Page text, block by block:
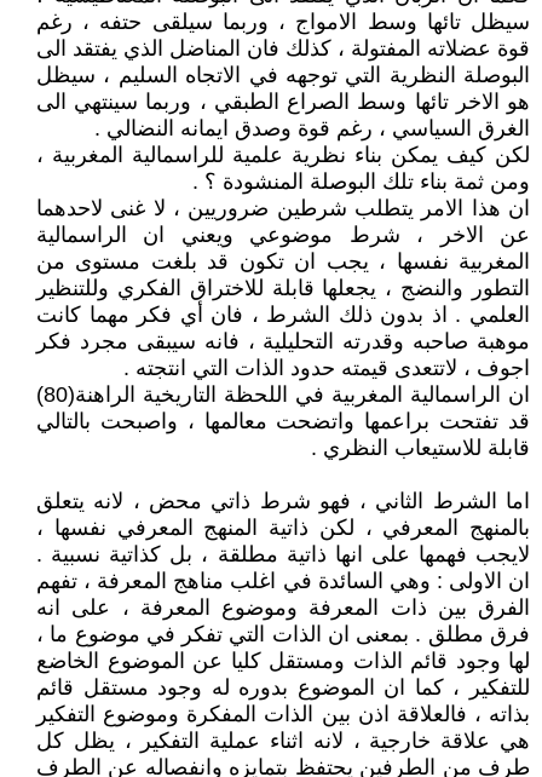
سيظل تائها وسط الامواج ، وربما سيلقى حتفه ، رغم
قوة عضلاته المفتولة ، كذلك فان المناضل الذي يفتقد الى
البوصلة النظرية التي توجهه في الاتجاه السليم ، سيظل
هو الاخر تائها وسط الصراع الطبقي ، وربما سينتهي الى
الغرق السياسي ، رغم قوة وصدق ايمانه النضالي .
لكن كيف يمكن بناء نظرية علمية للراسمالية المغربية ،
ومن ثمة بناء تلك البوصلة المنشودة ؟ .
ان هذا الامر يتطلب شرطين ضروريين ، لا غنى لاحدهما
عن الاخر ، شرط موضوعي ويعني ان الراسمالية
المغربية نفسها ، يجب ان تكون قد بلغت مستوى من
التطور والنضج ، يجعلها قابلة للاختراق الفكري وللتنظير
العلمي . اذ بدون ذلك الشرط ، فان أي فكر مهما كانت
موهبة صاحبه وقدرته التحليلية ، فانه سيبقى مجرد فكر
اجوف ، لاتتعدى قيمته حدود الذات التي انتجته .
ان الراسمالية المغربية في اللحظة التاريخية الراهنة(80)
قد تفتحت براعمها واتضحت معالمها ، واصبحت بالتالي
قابلة للاستيعاب النظري .
اما الشرط الثاني ، فهو شرط ذاتي محض ، لانه يتعلق
بالمنهج المعرفي ، لكن ذاتية المنهج المعرفي نفسها ،
لايجب فهمها على انها ذاتية مطلقة ، بل كذاتية نسبية .
ان الاولى : وهي السائدة في اغلب مناهج المعرفة ، تفهم
الفرق بين ذات المعرفة وموضوع المعرفة ، على انه
فرق مطلق . بمعنى ان الذات التي تفكر في موضوع ما ،
لها وجود قائم الذات ومستقل كليا عن الموضوع الخاضع
للتفكير ، كما ان الموضوع بدوره له وجود مستقل قائم
بذاته ، فالعلاقة اذن بين الذات المفكرة وموضوع التفكير
هي علاقة خارجية ، لانه اثناء عملية التفكير ، يظل كل
طرف من الطرفين يحتفظ بتمايزه وانفصاله عن الطرف